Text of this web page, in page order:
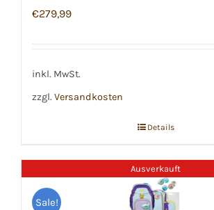
€279,99
inkl. MwSt.
zzgl. Versandkosten
Details
Ausverkauft
Sale!